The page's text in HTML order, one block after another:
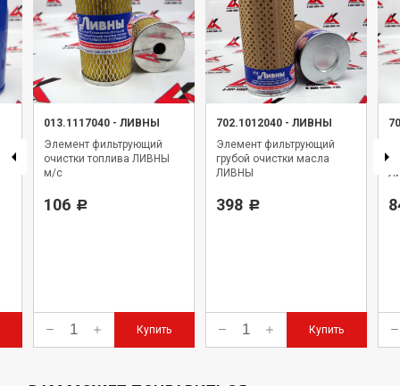
013.1117040 - ЛИВНЫ
Элемент фильтрующий
очистки топлива ЛИВНЫ
м/с
106 Р
Купить
702.1012040 - ЛИВНЫ
Элемент фильтрующий
грубой очистки масла
ЛИВНЫ
398 Р
Купить